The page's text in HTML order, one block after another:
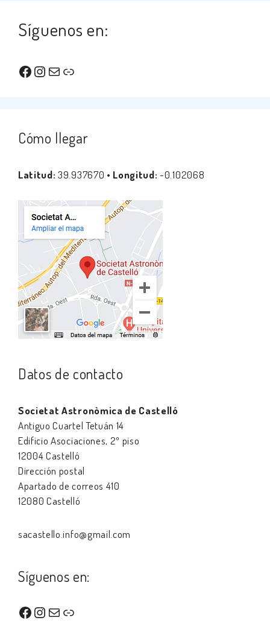
Síguenos en:
Facebook
Instagram
Correo electrónico
Enlace
Cómo llegar
Latitud: 39.937670 • Longitud: -0.102068
Datos de contacto
Societat Astronòmica de Castelló
Antiguo Cuartel Tetuán 14
Edificio Asociaciones, 2º piso
12004 Castelló
Dirección postal
Apartado de correos 410
12080 Castelló
sacastello.info@gmail.com
Síguenos en:
Facebook
Instagram
Correo electrónico
Enlace